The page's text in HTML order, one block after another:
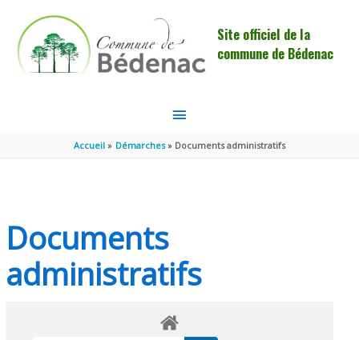
Site officiel de la
commune de Bédenac
MENU
PRINCIPAL
Accueil Démarches Documents administratifs
Documents
administratifs